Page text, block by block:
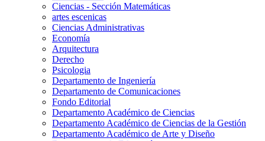
Ciencias - Sección Matemáticas
artes escenicas
Ciencias Administrativas
Economía
Arquitectura
Derecho
Psicologia
Departamento de Ingeniería
Departamento de Comunicaciones
Fondo Editorial
Departamento Académico de Ciencias
Departamento Académico de Ciencias de la Gestión
Departamento Académico de Arte y Diseño